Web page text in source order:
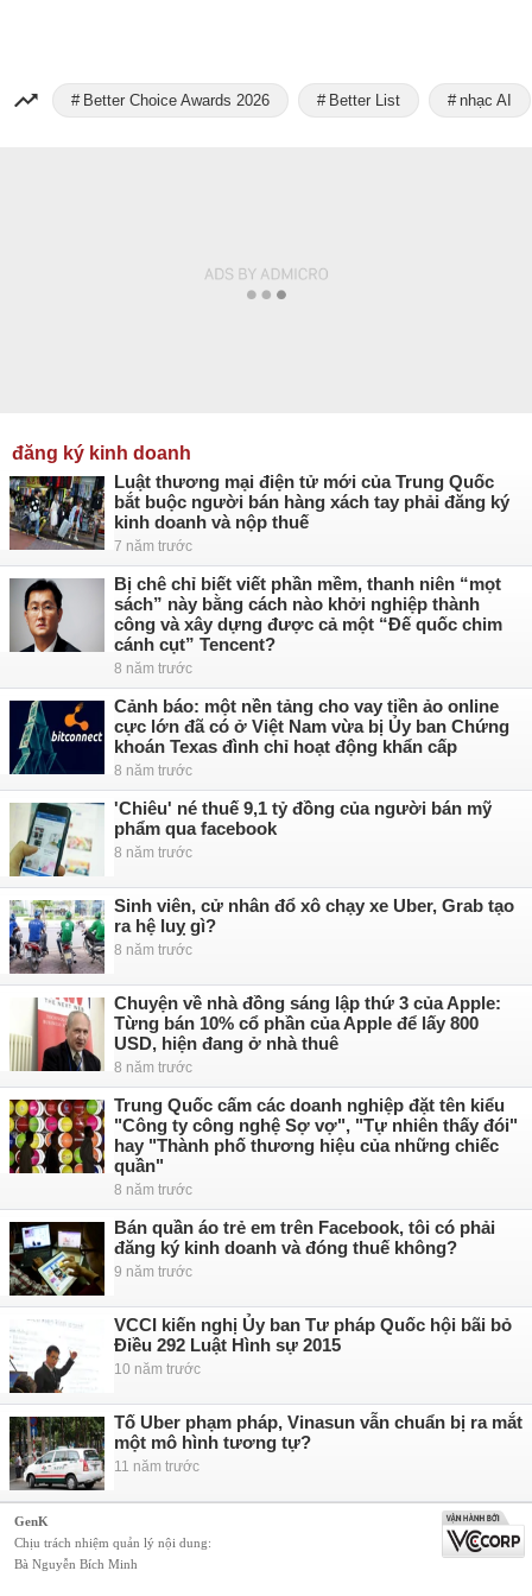
Better Choice Awards 2026 Better List nhạc AI
đăng ký kinh doanh
Luật thương mại điện tử mới của Trung Quốc
bắt buộc người bán hàng xách tay phải đăng ký
kinh doanh và nộp thuế
7 năm trước
Bị chê chỉ biết viết phần mềm, thanh niên “mọt
sách” này bằng cách nào khởi nghiệp thành
công và xây dựng được cả một “Đế quốc chim
cánh cụt” Tencent?
8 năm trước
Cảnh báo: một nền tảng cho vay tiền ảo online
cực lớn đã có ở Việt Nam vừa bị Ủy ban Chứng
khoán Texas đình chỉ hoạt động khẩn cấp
8 năm trước
'Chiêu' né thuế 9,1 tỷ đồng của người bán mỹ
phẩm qua facebook
8 năm trước
Sinh viên, cử nhân đổ xô chạy xe Uber, Grab tạo
ra hệ luỵ gì?
8 năm trước
Chuyện về nhà đồng sáng lập thứ 3 của Apple:
Từng bán 10% cổ phần của Apple để lấy 800
USD, hiện đang ở nhà thuê
8 năm trước
Trung Quốc cấm các doanh nghiệp đặt tên kiểu
"Công ty công nghệ Sợ vợ", "Tự nhiên thấy đói"
hay "Thành phố thương hiệu của những chiếc
quần"
8 năm trước
Bán quần áo trẻ em trên Facebook, tôi có phải
đăng ký kinh doanh và đóng thuế không?
9 năm trước
VCCI kiến nghị Ủy ban Tư pháp Quốc hội bãi bỏ
Điều 292 Luật Hình sự 2015
10 năm trước
Tố Uber phạm pháp, Vinasun vẫn chuẩn bị ra mắt
một mô hình tương tự?
11 năm trước
GenK
Chịu trách nhiệm quản lý nội dung:
Bà Nguyễn Bích Minh